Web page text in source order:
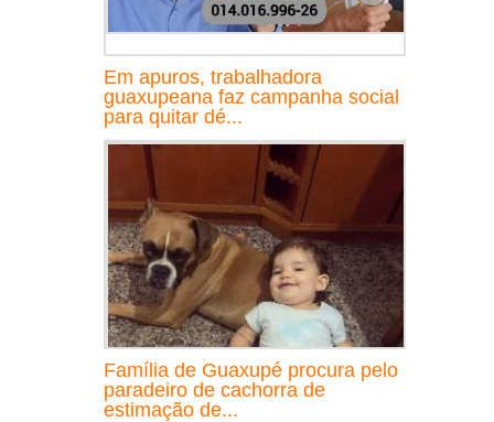
Em apuros, trabalhadora
guaxupeana faz campanha social
para quitar dé...
Família de Guaxupé procura pelo
paradeiro de cachorra de
estimação de...